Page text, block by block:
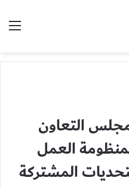
التعاون
العمل
المشتركة